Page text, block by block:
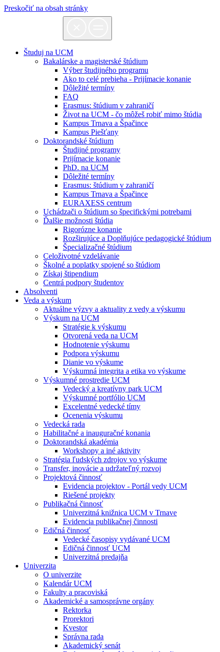
Preskočiť na obsah stránky
Študuj na UCM
Bakalárske a magisterské štúdium
Výber študijného programu
Ako to celé prebieha - Prijímacie konanie
Dôležité termíny
FAQ
Erasmus: štúdium v zahraničí
Život na UCM - čo môžeš robiť mimo štúdia
Kampus Trnava a Špačince
Kampus Piešťany
Doktorandské štúdium
Študijné programy
Prijímacie konanie
PhD. na UCM
Dôležité termíny
Erasmus: štúdium v zahraničí
Kampus Trnava a Špačince
EURAXESS centrum
Uchádzači o štúdium so špecifickými potrebami
Ďalšie možnosti štúdia
Rigorózne konanie
Rozširujúce a Doplňujúce pedagogické štúdium
Špecializačné štúdium
Celoživotné vzdelávanie
Školné a poplatky spojené so štúdiom
Získaj štipendium
Centrá podpory študentov
Absolventi
Veda a výskum
Aktuálne výzvy a aktuality z vedy a výskumu
Výskum na UCM
Stratégie k výskumu
Otvorená veda na UCM
Hodnotenie výskumu
Podpora výskumu
Dianie vo výskume
Výskumná integrita a etika vo výskume
Výskumné prostredie UCM
Vedecký a kreatívny park UCM
Výskumné portfólio UCM
Excelentné vedecké tímy
Ocenenia výskumu
Vedecká rada
Habilitačné a inauguračné konania
Doktorandská akadémia
Workshopy a iné aktivity
Stratégia ľudských zdrojov vo výskume
Transfer, inovácie a udržateľný rozvoj
Projektová činnosť
Evidencia projektov - Portál vedy UCM
Riešené projekty
Publikačná činnosť
Univerzitná knižnica UCM v Trnave
Evidencia publikačnej činnosti
Edičná činnosť
Vedecké časopisy vydávané UCM
Edičná činnosť UCM
Univerzitná predajňa
Univerzita
O univerzite
Kalendár UCM
Fakulty a pracoviská
Akademické a samosprávne orgány
Rektorka
Prorektori
Kvestor
Správna rada
Akademický senát